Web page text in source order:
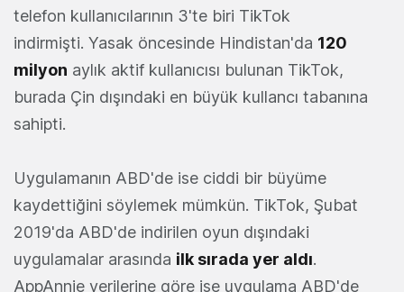
telefon kullanıcılarının 3'te biri TikTok
indirmişti. Yasak öncesinde Hindistan'da 120
milyon aylık aktif kullanıcısı bulunan TikTok,
burada Çin dışındaki en büyük kullancı tabanına
sahipti.
Uygulamanın ABD'de ise ciddi bir büyüme
kaydettiğini söylemek mümkün. TikTok, Şubat
2019'da ABD'de indirilen oyun dışındaki
uygulamalar arasında ilk sırada yer aldı.
AppAnnie verilerine göre ise uygulama ABD'de